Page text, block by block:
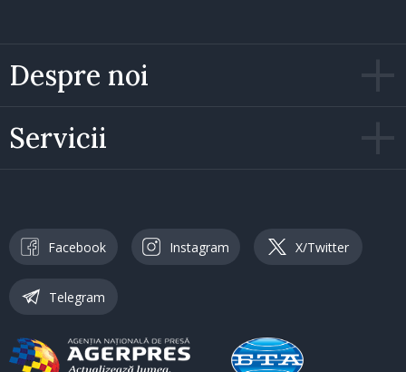
Despre noi
Servicii
Facebook Instagram X/Twitter
Telegram